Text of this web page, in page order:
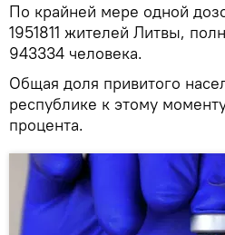
По крайней мере одной
1951811 жителей Литвы,
943334 человека.
Общая доля привитого
республике к этому
процента.